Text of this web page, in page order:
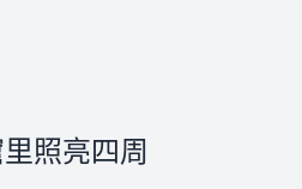
照亮四周